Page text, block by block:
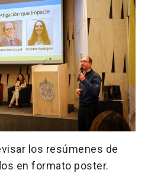
los resúmenes de
en formato poster.